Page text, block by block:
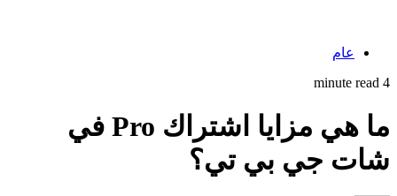
عام
4 minute read
ما هي مزايا اشتراك Pro في
شات جي بي تي؟